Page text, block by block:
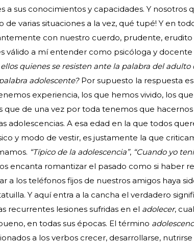
a sus conocimientos y capacidades. Y nosotros
de varias situaciones a la vez, qué tupé! Y en
con nuestro cuerdo, prudente, erudito
válido a mí entender como psicóloga y
quienes se resisten ante la palabra del adulto
adolescente? Por supuesto la respuesta
experiencia, los que hemos vivido, los que
que de una vez por toda tenemos que
adolescencias. A esa edad en la que todos
y modo de vestir, es justamente la que
“Típico de la adolescencia”, “Cuando yo
encanta romantizar el pasado como si haber
a los teléfonos fijos de nuestros amigos haya
Y aquí entra a la cancha el verdadero
recurrentes lesiones sufridas en el adolecer,
en todas sus épocas. El término
a los verbos crecer, desarrollarse,